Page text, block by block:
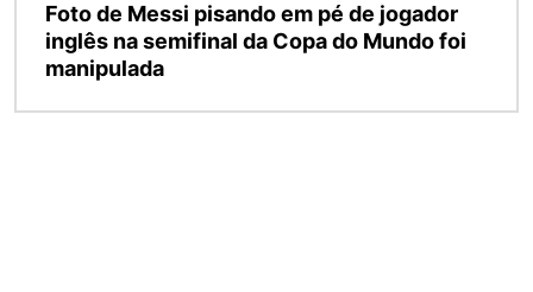
Foto de Messi pisando em pé de jogador
inglês na semifinal da Copa do Mundo foi
manipulada